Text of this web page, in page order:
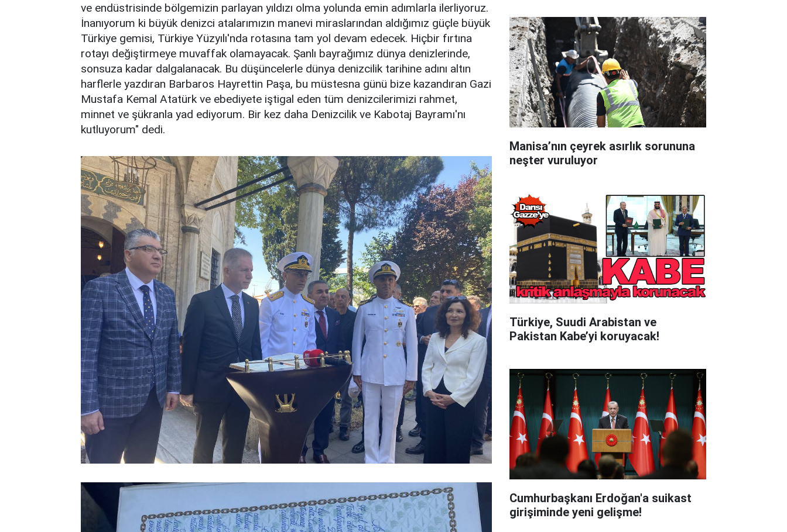
ve endüstrisinde bölgemizin parlayan yıldızı olma yolunda emin adımlarla ilerliyoruz.
İnanıyorum ki büyük denizci atalarımızın manevi miraslarından aldığımız güçle büyük
Türkiye gemisi, Türkiye Yüzyılı'nda rotasına tam yol devam edecek. Hiçbir fırtına
rotayı değiştirmeye muvaffak olamayacak. Şanlı bayrağımız dünya denizlerinde,
sonsuza kadar dalgalanacak. Bu düşüncelerle dünya denizcilik tarihine adını altın
harflerle yazdıran Barbaros Hayrettin Paşa, bu müstesna günü bize kazandıran Gazi
Mustafa Kemal Atatürk ve ebediyete iştigal eden tüm denizcilerimizi rahmet,
minnet ve şükranla yad ediyorum. Bir kez daha Denizcilik ve Kabotaj Bayramı'nı
kutluyorum" dedi.
Manisa’nın çeyrek asırlık sorununa
neşter vuruluyor
Türkiye, Suudi Arabistan ve
Pakistan Kabe’yi koruyacak!
Cumhurbaşkanı Erdoğan'a suikast
girişiminde yeni gelişme!